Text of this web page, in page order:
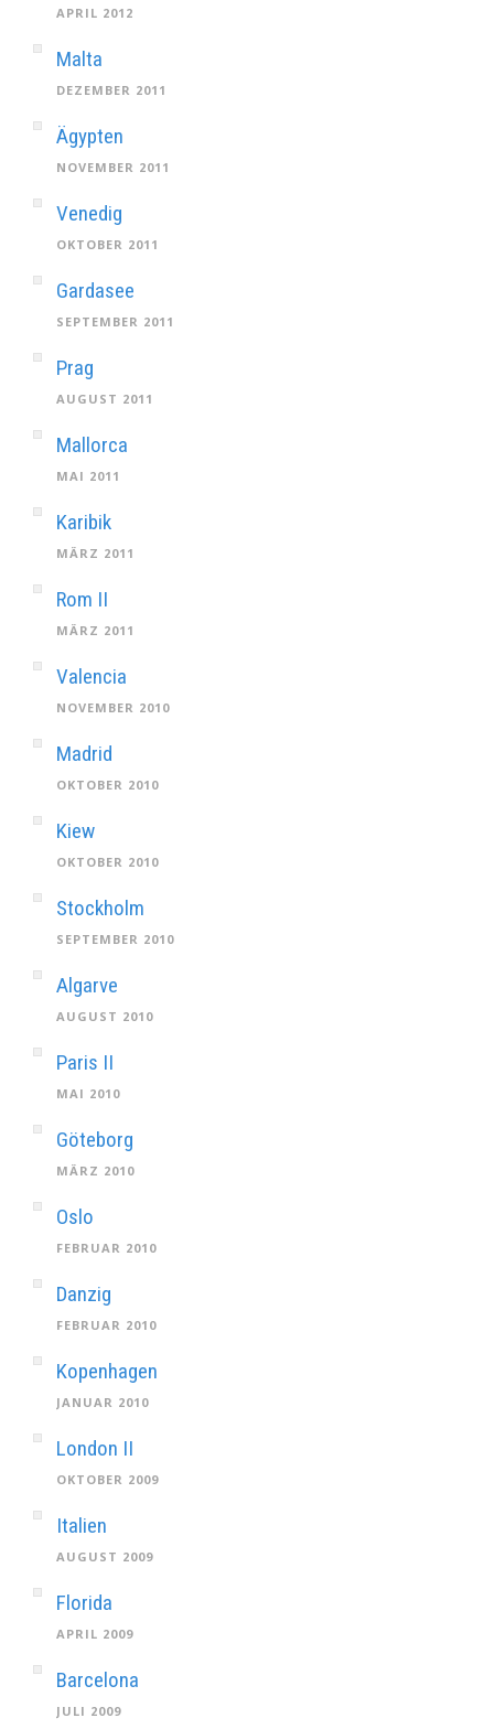
APRIL 2012
Malta
DEZEMBER 2011
Ägypten
NOVEMBER 2011
Venedig
OKTOBER 2011
Gardasee
SEPTEMBER 2011
Prag
AUGUST 2011
Mallorca
MAI 2011
Karibik
MÄRZ 2011
Rom II
MÄRZ 2011
Valencia
NOVEMBER 2010
Madrid
OKTOBER 2010
Kiew
OKTOBER 2010
Stockholm
SEPTEMBER 2010
Algarve
AUGUST 2010
Paris II
MAI 2010
Göteborg
MÄRZ 2010
Oslo
FEBRUAR 2010
Danzig
FEBRUAR 2010
Kopenhagen
JANUAR 2010
London II
OKTOBER 2009
Italien
AUGUST 2009
Florida
APRIL 2009
Barcelona
JULI 2009